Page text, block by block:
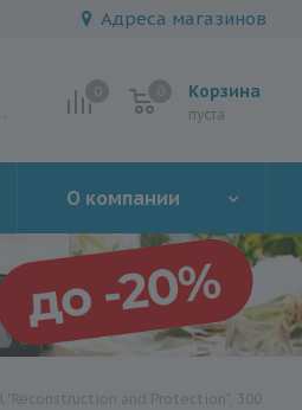
Адреса магазинов
Корзина
пуста
О компании